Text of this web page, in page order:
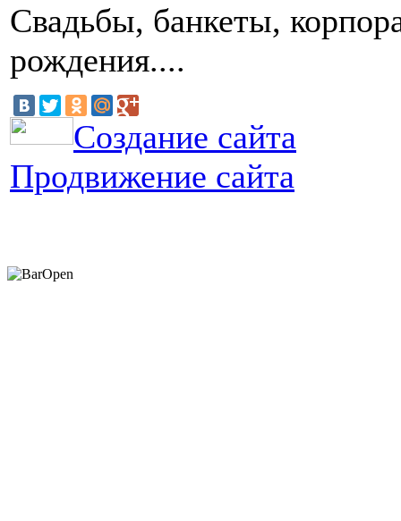
Свадьбы, банкеты,
рождения....
Создание сайта
Продвижение сайта